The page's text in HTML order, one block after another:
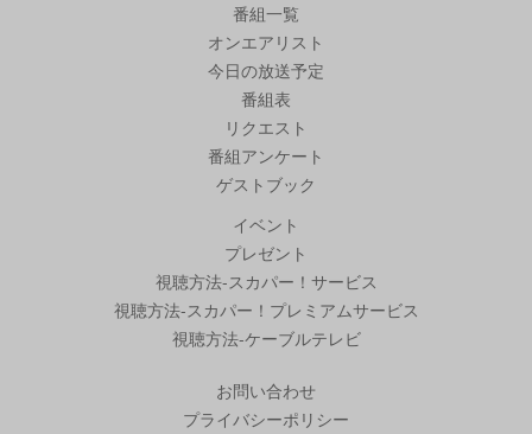
番組一覧
オンエアリスト
今日の放送予定
番組表
リクエスト
番組アンケート
ゲストブック
イベント
プレゼント
視聴方法-スカパー！サービス
視聴方法-スカパー！プレミアムサービス
視聴方法-ケーブルテレビ
お問い合わせ
プライバシーポリシー